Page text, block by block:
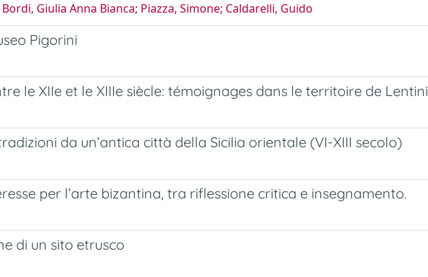
Giulia Anna Bianca; Piazza, Simone; Caldarelli, Guido
Pigorini
le XIIe et le XIIIe siècle: témoignages dans le territoire de Lentini
da un’antica città della Sicilia orientale (VI-XIII secolo)
per l’arte bizantina, tra riflessione critica e insegnamento.
di un sito etrusco